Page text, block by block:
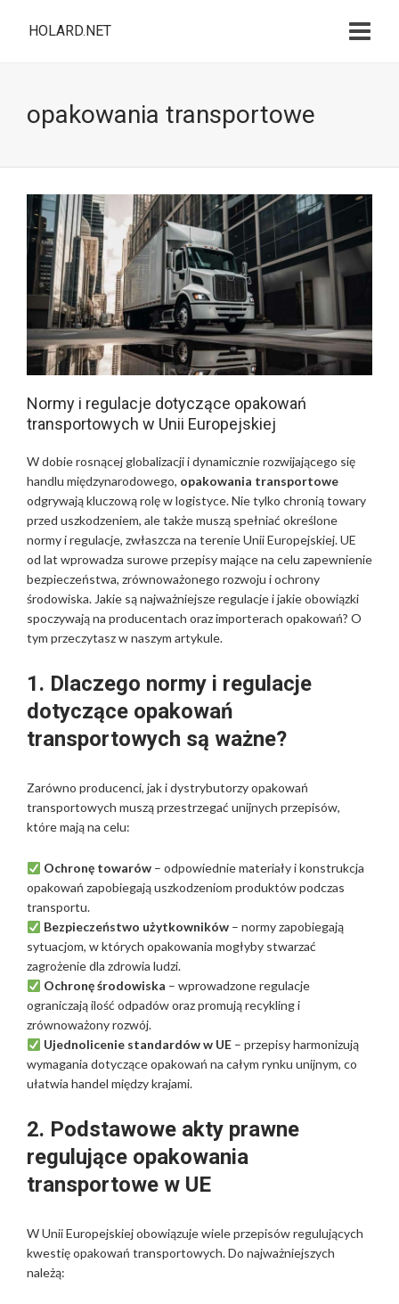
HOLARD.NET
opakowania transportowe
Normy i regulacje dotyczące opakowań
transportowych w Unii Europejskiej
W dobie rosnącej globalizacji i dynamicznie rozwijającego się
handlu międzynarodowego, opakowania transportowe
odgrywają kluczową rolę w logistyce. Nie tylko chronią towary
przed uszkodzeniem, ale także muszą spełniać określone
normy i regulacje, zwłaszcza na terenie Unii Europejskiej. UE
od lat wprowadza surowe przepisy mające na celu zapewnienie
bezpieczeństwa, zrównoważonego rozwoju i ochrony
środowiska. Jakie są najważniejsze regulacje i jakie obowiązki
spoczywają na producentach oraz importerach opakowań? O
tym przeczytasz w naszym artykule.
1. Dlaczego normy i regulacje
dotyczące opakowań
transportowych są ważne?
Zarówno producenci, jak i dystrybutorzy opakowań
transportowych muszą przestrzegać unijnych przepisów,
które mają na celu:
Ochronę towarów– odpowiednie materiały i konstrukcja
opakowań zapobiegają uszkodzeniom produktów podczas
transportu.
Bezpieczeństwo użytkowników– normy zapobiegają
sytuacjom, w których opakowania mogłyby stwarzać
zagrożenie dla zdrowia ludzi.
Ochronę środowiska – wprowadzone regulacje
ograniczają ilość odpadów oraz promują recykling i
zrównoważony rozwój.
Ujednolicenie standardów w UE– przepisy harmonizują
wymagania dotyczące opakowań na całym rynku unijnym, co
ułatwia handel między krajami.
2. Podstawowe akty prawne
regulujące opakowania
transportowe w UE
W Unii Europejskiej obowiązuje wiele przepisów regulujących
kwestię opakowań transportowych. Do najważniejszych
należą: